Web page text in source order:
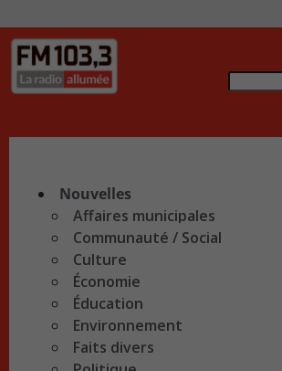
Nouvelles
Affaires municipales
Communauté / Social
Culture
Économie
Éducation
Environnement
Faits divers